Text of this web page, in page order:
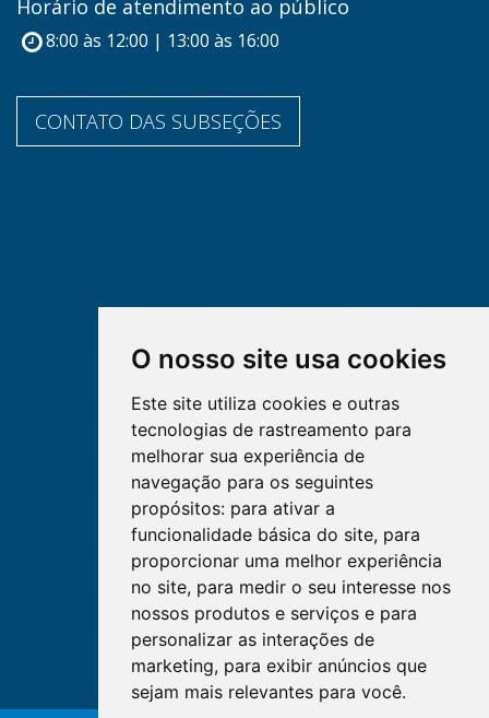
O nosso site usa cookies
Este site utiliza cookies e outras
tecnologias de rastreamento para
melhorar sua experiência de
navegação para os seguintes
propósitos: para ativar a
funcionalidade básica do site, para
proporcionar uma melhor experiência
no site, para medir o seu interesse nos
nossos produtos e serviços e para
personalizar as interações de
marketing, para exibir anúncios que
sejam mais relevantes para você.
Horário de atendimento ao público
8:00 às 12:00 | 13:00 às 16:00
CONTATO DAS SUBSEÇÕES